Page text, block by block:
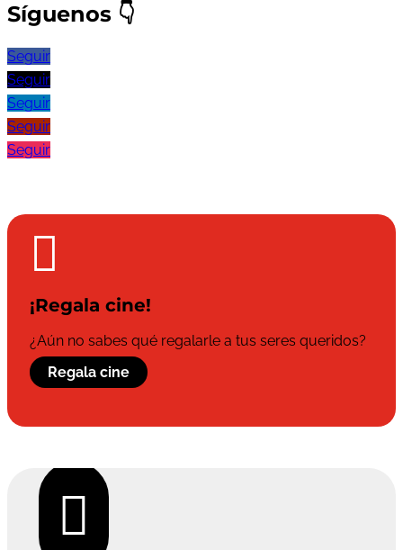
Síguenos 👇
Seguir
Seguir
Seguir
Seguir
Seguir

¡Regala cine!
¿Aún no sabes qué regalarle a tus seres queridos?
Regala cine
